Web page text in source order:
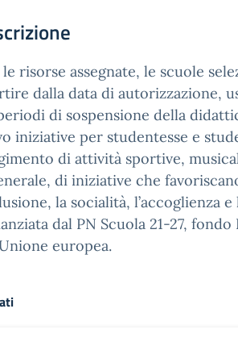
risorse assegnate, le scuole
dalla data di autorizzazione,
di sospensione della
iniziative per studentesse e
di attività sportive,
di iniziative che
la socialità, l’accoglienza
dal PN Scuola 21-27,
europea.